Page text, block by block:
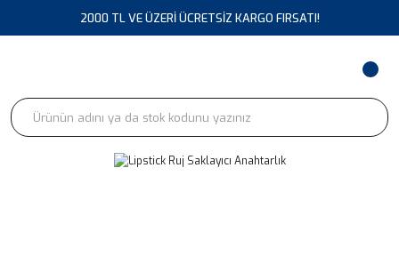
2000 TL VE ÜZERİ ÜCRETSİZ KARGO FIRSATI!